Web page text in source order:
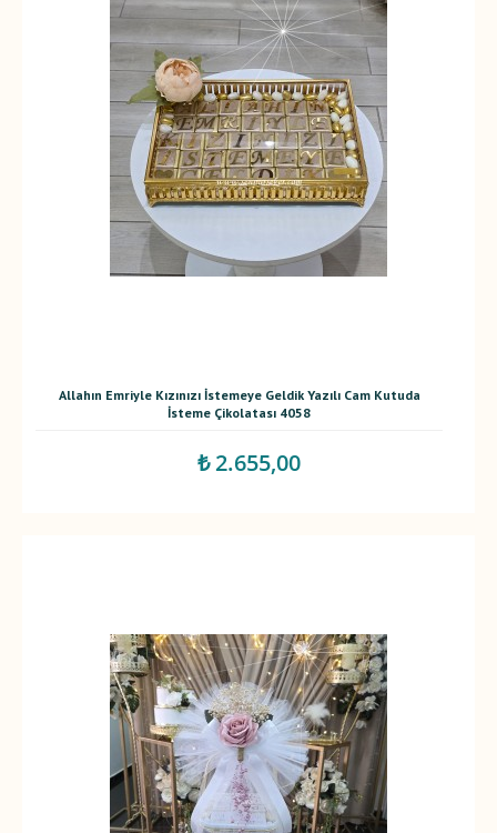
Allahın Emriyle Kızınızı İstemeye Geldik Yazılı Cam Kutuda
İsteme Çikolatası 4058
₺ 2.655,00